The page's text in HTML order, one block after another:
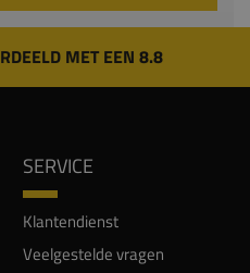
MET EEN 8.8
SERVICE
Klantendienst
Veelgestelde vragen